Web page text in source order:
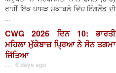
ਰਾਹੀਂ ਇੱਕ ਪਾਸੜ ਮੁਕਾਬਲੇ ਵਿੱਚ ਇੰਗਲੈਂਡ ਦੀ
...
CWG 2026 ਦਿਨ 10: ਭਾਰਤੀ
ਮਹਿਲਾ ਮੁੱਕੇਬਾਜ਼ ਪ੍ਰਿਆ ਨੇ ਸੋਨ ਤਗਮਾ
ਜਿੱਤਿਆ
. . . 6 days ago